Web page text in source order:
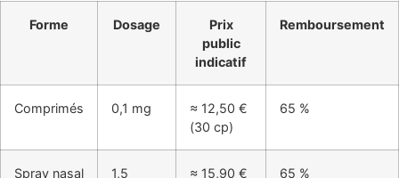
Forme Dosage
Prix
public
indicatif
Remboursement
Comprimés 0,1 mg
≈ 12,50 €
(30 cp)
65 %
Spray nasal
1,5
≈ 15,90 €
65 %